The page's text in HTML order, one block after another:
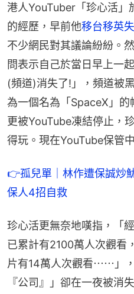
港人YouTuber「珍心活」
的經歷，早前他移台移英
不少網民對其議論紛紛。
問表示自己於當日早上一
(頻道)消失了!」，頻道被
為一個名為「SpaceX」
更被YouTube凍結停止，
得玩。現在YouTube保管
👉孤兒單｜林作遭保誠炒
保人4招自救
珍心活更無奈地嘆指，「
已累計有2100萬人次觀
片有14萬人次觀看⋯⋯」
『公司』」卻在一夜被消